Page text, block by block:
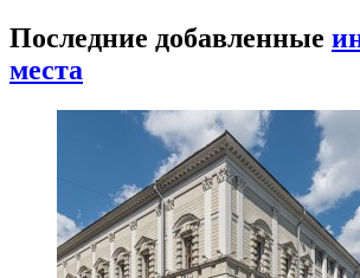
Последние добавленные
места